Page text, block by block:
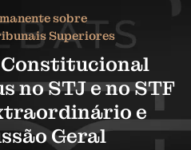
sobre
Superiores
no STJ e no STF
e
Geral